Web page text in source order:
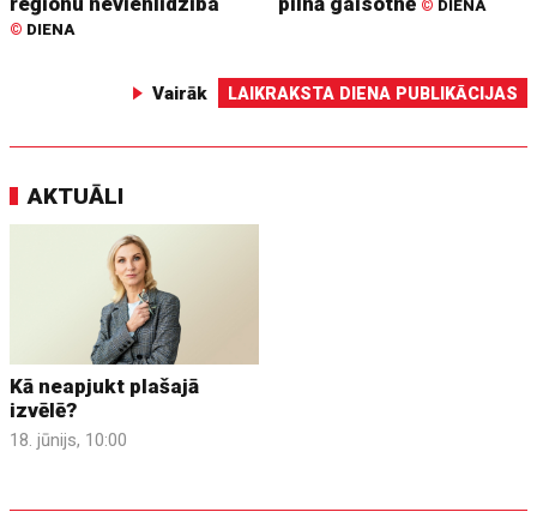
© DIENA
© DIENA
Vairāk LAIKRAKSTA DIENA PUBLIKĀCIJAS
AKTUĀLI
Kā neapjukt plašajā
izvēlē?
18. jūnijs, 10:00